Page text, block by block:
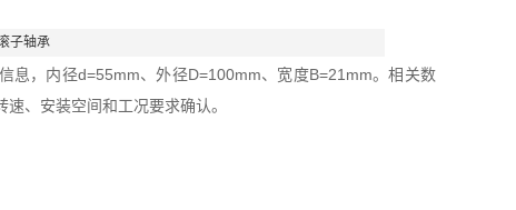
子轴承
息，内径d=55mm、外径D=100mm、宽度B=21mm。相关数
、安装空间和工况要求确认。